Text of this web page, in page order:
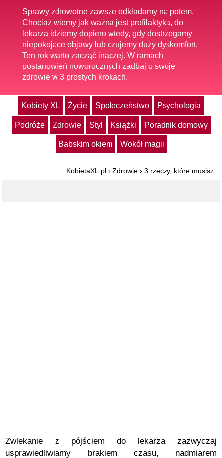
Sprawy zdrowotne zawsze odkładamy na potem.
Chociaż wiemy jak ważna jest profilaktyka, do
lekarza idziemy dopiero wtedy, gdy dostrzegamy
niepokojące objawy lub czujemy duży dyskomfort.
Ten rok warto zacząć inaczej. W ramach
postanowień noworocznych zadbaj o swoje
zdrowie w 3 prostych krokach.
Kobiety XL Życie Społeczeństwo Psychologia
Podróże Zdrowie Styl Książki Poradnik domowy
Babskim okiem Wokół magii
KobietaXL.pl › Zdrowie › 3 rzeczy, które musisz...
Zwlekanie z pójściem do lekarza zazwyczaj
usprawiedliwiamy brakiem czasu, nadmiarem